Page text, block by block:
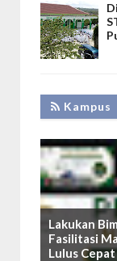
Kampus
Lakukan
Fasilitasi
Lulus